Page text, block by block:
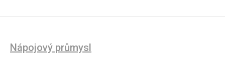
Nápojový průmysl